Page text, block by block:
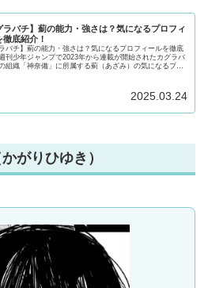
ラバチ】薊の能力・強さは？気になるプロフィ
徹底紹介！
ラバチ】薊の能力・強さは？気になるプロフィールを徹底
刊少年ジャンプで2023年から連載が開始されたカグラバ
組織「神奈備」に所属する薊（あざみ）の気になるプロ
2025.03.24
がりひゆき）